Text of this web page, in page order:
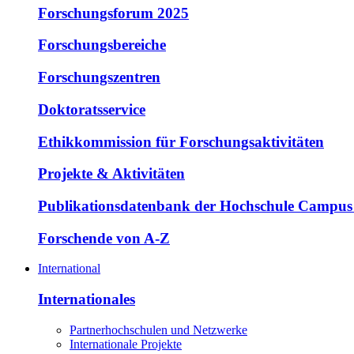
Forschungsforum 2025
Forschungsbereiche
Forschungszentren
Doktoratsservice
Ethikkommission für Forschungsaktivitäten
Projekte & Aktivitäten
Publikationsdatenbank der Hochschule
Forschende von A-Z
International
Internationales
Partnerhochschulen und Netzwerke
Internationale Projekte